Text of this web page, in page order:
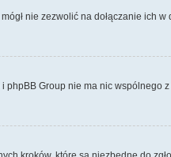
nie zezwolić na dołączanie ich
phpBB Group nie ma nic wspólnego